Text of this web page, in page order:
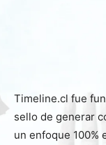
Timeline.cl fue
sello de generar
un enfoque 100%